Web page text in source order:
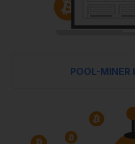
POOL-MINER